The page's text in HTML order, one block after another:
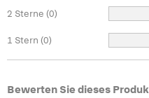
2 Sterne (0)
1 Stern (0)
Bewerten Sie dieses